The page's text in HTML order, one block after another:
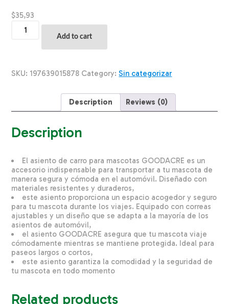
$35,93
GOODACRE
Add to cart
SKU: 197639015878 Category:Sin categorizar
Description Reviews (0)
Description
El asiento de carro para mascotas GOODACRE es un
accesorio indispensable para transportar a tu mascota de
manera segura y cómoda en el automóvil. Diseñado con
materiales resistentes y duraderos,
este asiento proporciona un espacio acogedor y seguro
para tu mascota durante los viajes. Equipado con correas
ajustables y un diseño que se adapta a la mayoría de los
asientos de automóvil,
el asiento GOODACRE asegura que tu mascota viaje
cómodamente mientras se mantiene protegida. Ideal para
paseos largos o cortos,
este asiento garantiza la comodidad y la seguridad de
tu mascota en todo momento
Related products